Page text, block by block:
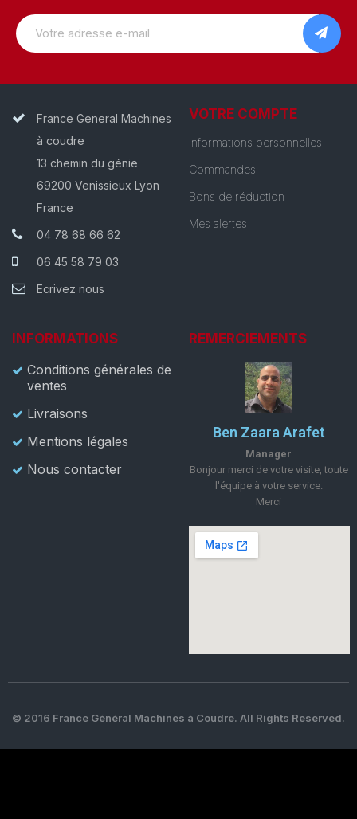
France General Machines
à coudre
13 chemin du génie
69200 Venissieux Lyon
France
04 78 68 66 62
06 45 58 79 03
Ecrivez nous
VOTRE COMPTE
Informations personnelles
Commandes
Bons de réduction
Mes alertes
INFORMATIONS
Conditions générales de
ventes
Livraisons
Mentions légales
Nous contacter
REMERCIEMENTS
Ben Zaara Arafet
Manager
Bonjour merci de votre visite, toute
l'équipe à votre service.
Merci
© 2016 France Général Machines à Coudre. All Rights Reserved.